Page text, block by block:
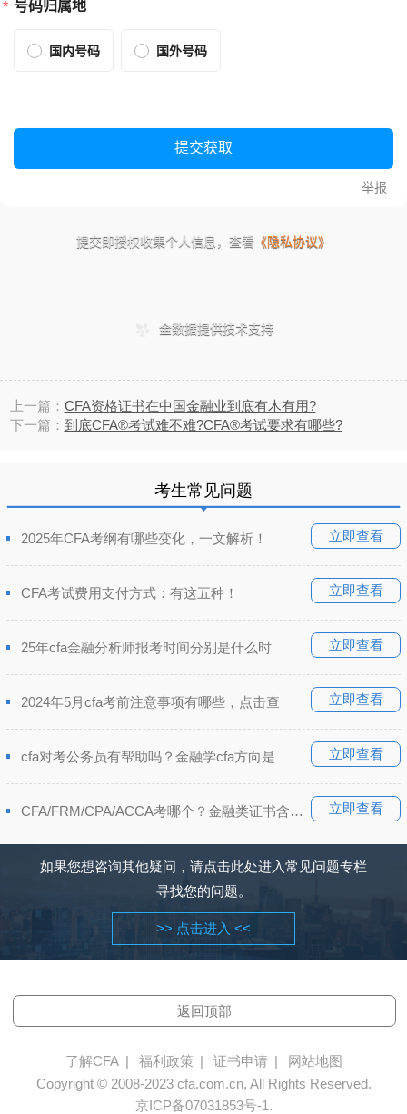
上一篇： CFA资格证书在中国金融业到底有木有用?
下一篇： 到底CFA®考试难不难?CFA®考试要求有哪些?
考生常见问题
立即查看
2025年CFA考纲有哪些变化，一文解析！
立即查看
CFA考试费用支付方式：有这五种！
立即查看
25年cfa金融分析师报考时间分别是什么时
立即查看
2024年5月cfa考前注意事项有哪些，点击查
立即查看
cfa对考公务员有帮助吗？金融学cfa方向是
立即查看
CFA/FRM/CPA/ACCA考哪个？金融类证书含金量排
如果您想咨询其他疑问，请点击此处进入常见问题专栏
寻找您的问题。
>> 点击进入 <<
返回顶部
了解CFA | 福利政策 | 证书申请 |
网站地图
Copyright © 2008-2023 cfa.com.cn, All Rights Reserved.
京ICP备07031853号-1.